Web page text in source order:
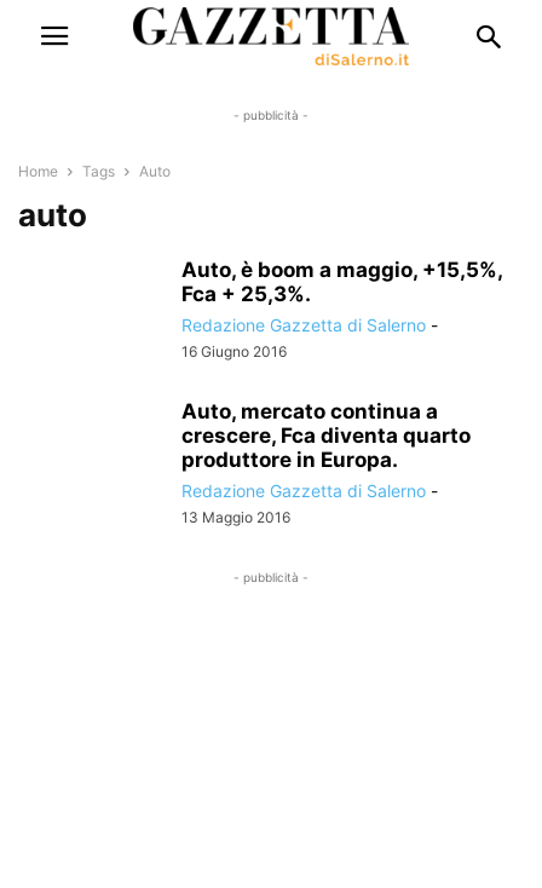
- pubblicità -
Home Tags Auto
auto
Auto, è boom a maggio, +15,5%,
Fca + 25,3%.
Redazione Gazzetta di Salerno -
16 Giugno 2016
Auto, mercato continua a
crescere, Fca diventa quarto
produttore in Europa.
Redazione Gazzetta di Salerno -
13 Maggio 2016
- pubblicità -